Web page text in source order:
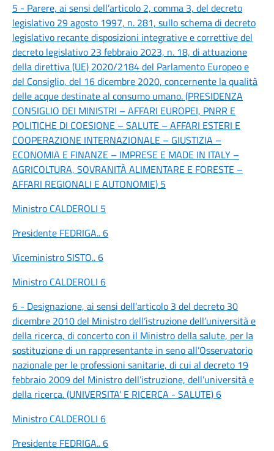
5 - Parere, ai sensi dell’articolo 2, comma 3, del decreto
legislativo 29 agosto 1997, n. 281, sullo schema di decreto
legislativo recante disposizioni integrative e correttive del
decreto legislativo 23 febbraio 2023, n. 18, di attuazione
della direttiva (UE) 2020/2184 del Parlamento Europeo e
del Consiglio, del 16 dicembre 2020, concernente la qualità
delle acque destinate al consumo umano. (PRESIDENZA
CONSIGLIO DEI MINISTRI – AFFARI EUROPEI, PNRR E
POLITICHE DI COESIONE – SALUTE – AFFARI ESTERI E
COOPERAZIONE INTERNAZIONALE – GIUSTIZIA –
ECONOMIA E FINANZE – IMPRESE E MADE IN ITALY –
AGRICOLTURA, SOVRANITÀ ALIMENTARE E FORESTE –
AFFARI REGIONALI E AUTONOMIE) 5
Ministro CALDEROLI 5
Presidente FEDRIGA.. 6
Viceministro SISTO.. 6
Ministro CALDEROLI 6
6 - Designazione, ai sensi dell’articolo 3 del decreto 30
dicembre 2010 del Ministro dell’istruzione dell’università e
della ricerca, di concerto con il Ministro della salute, per la
sostituzione di un rappresentante in seno all’Osservatorio
nazionale per le professioni sanitarie, di cui al decreto 19
febbraio 2009 del Ministro dell’istruzione, dell’università e
della ricerca. (UNIVERSITA’ E RICERCA - SALUTE) 6
Ministro CALDEROLI 6
Presidente FEDRIGA.. 6